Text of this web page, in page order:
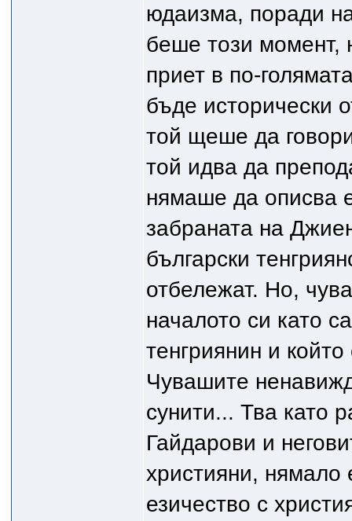
юдаизма, поради
беше този момент,
приет в по-
бъде исторически
той щеше да
той идва да
нямаше да описва
забраната на
български
отбележат. Но,
началото си като
тенгриянин и
Чувашите
сунити... Тва като
Гайдарови и
християни, нямало
езичество с